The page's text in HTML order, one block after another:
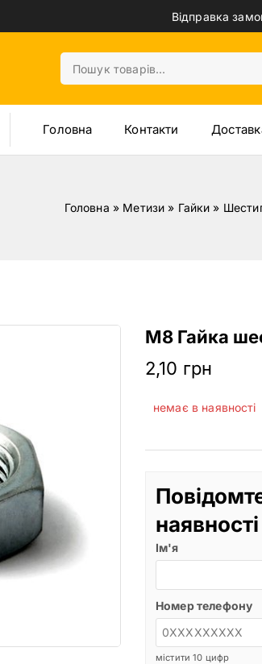
Відправка
Головна Контакти
Головна » Метизи » Гайки »
M8 Гайка
2,10 грн
немає в наявності
наявності
Ім'я
Номер телефону
містити 10 цифр